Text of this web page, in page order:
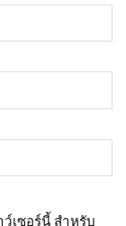
เซอร์นี้ สำหรับ